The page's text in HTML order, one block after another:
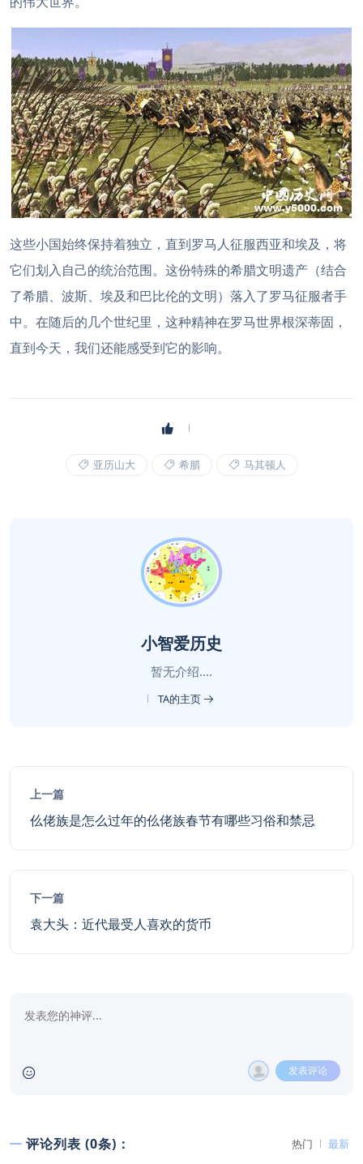
这些小国始终保持着独立，直到罗马人征服西亚和埃及，将
它们划入自己的统治范围。这份特殊的希腊文明遗产（结合
了希腊、波斯、埃及和巴比伦的文明）落入了罗马征服者手
中。在随后的几个世纪里，这种精神在罗马世界根深蒂固，
直到今天，我们还能感受到它的影响。
亚历山大 希腊 马其顿人
小智爱历史
暂无介绍....
TA的主页
上一篇
仫佬族是怎么过年的仫佬族春节有哪些习俗和禁忌
下一篇
袁大头：近代最受人喜欢的货币
发表评论
评论列表 (0条)： 热门 最新